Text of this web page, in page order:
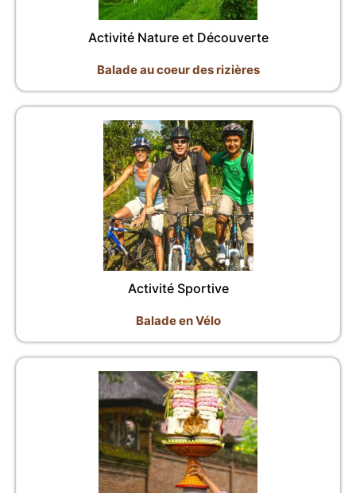
Activité Nature et Découverte
Balade au coeur des rizières
Activité Sportive
Balade en Vélo